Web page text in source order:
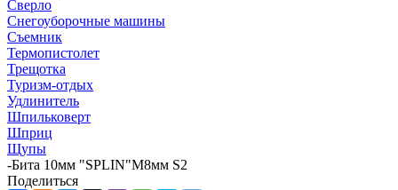
Сверло
Снегоуборочные машины
Съемник
Термопистолет
Трещотка
Туризм-отдых
Удлинитель
Шпильковерт
Шприц
Щупы
-Бита 10мм "SPLIN"M8мм S2
Поделиться